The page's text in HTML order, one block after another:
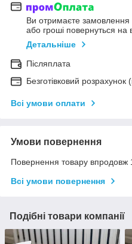
Ви отримаєте замовлення
або гроші повернуться на
Детальніше
Післяплата
Безготівковий
Всі умови оплати
Умови повернення
Повернення товару впродовж
Всі умови повернення
Подібні товари компанії